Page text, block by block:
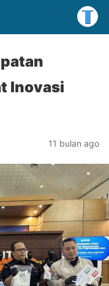
Inovasi
11 bulan ago